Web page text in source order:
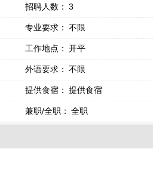
招聘人数： 3
专业要求： 不限
工作地点： 开平
外语要求： 不限
提供食宿： 提供食宿
兼职/全职： 全职